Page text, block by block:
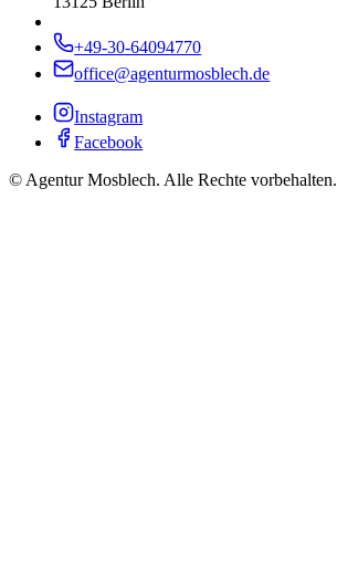
+49-30-64094770
office@agenturmosblech.de
Instagram
Facebook
© Agentur Mosblech. Alle Rechte vorbehalten.